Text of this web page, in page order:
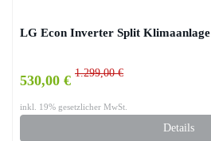
LG Econ Inverter Split Klimaanlage
530,00 € 1.299,00 €
inkl. 19% gesetzlicher MwSt.
Details